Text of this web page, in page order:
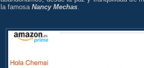
la famosa Nancy Mechas.